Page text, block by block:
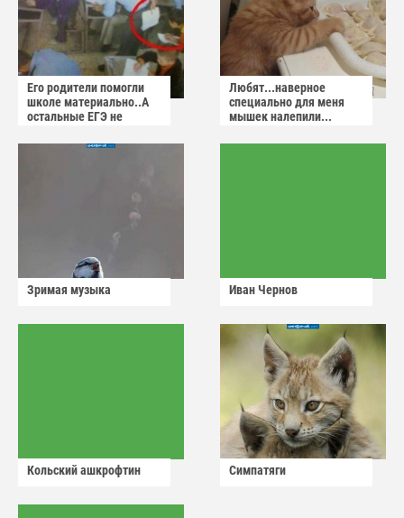
Его родители помогли
школе материально..А
остальные ЕГЭ не
Любят...наверное
специально для меня
мышек налепили...
Зримая музыка Иван Чернов
Кольский ашкрофтин Симпатяги